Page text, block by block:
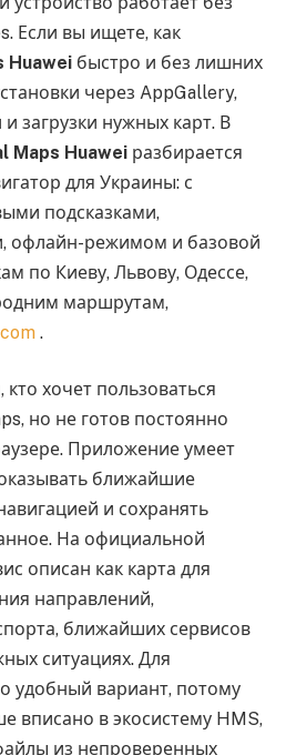
Если вы ищете, как
Huawei быстро и без лишних
через AppGallery,
загрузки нужных карт. В
Maps Huawei разбирается
для Украины: с
подсказками,
офлайн-режимом и базовой
по Киеву, Львову, Одессе,
маршрутам,
.
хочет пользоваться
но не готов постоянно
Приложение умеет
ближайшие
и сохранять
На официальной
описан как карта для
направлений,
ближайших сервисов
ситуациях. Для
удобный вариант, потому
вписано в экосистему HMS,
из непроверенных